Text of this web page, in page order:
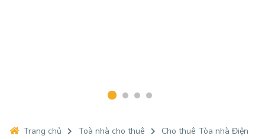
Trang chủ Toà nhà cho thuê
Cho thuê Tòa nhà Điện